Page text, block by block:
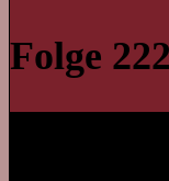
Folge